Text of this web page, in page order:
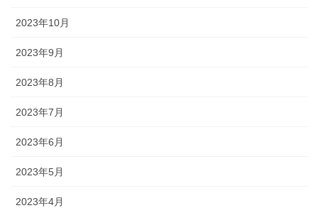
2023年10月
2023年9月
2023年8月
2023年7月
2023年6月
2023年5月
2023年4月